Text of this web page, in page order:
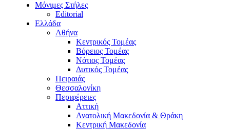
Μόνιμες Στήλες
Editorial
Ελλάδα
Αθήνα
Κεντρικός Τομέας
Βόρειος Τομέας
Νότιος Τομέας
Δυτικός Τομέας
Πειραιάς
Θεσσαλονίκη
Περιφέρειες
Αττική
Ανατολική Μακεδονία & Θράκη
Κεντρική Μακεδονία